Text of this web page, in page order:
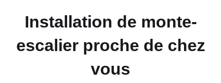
Installation de monte-
escalier proche de chez
vous